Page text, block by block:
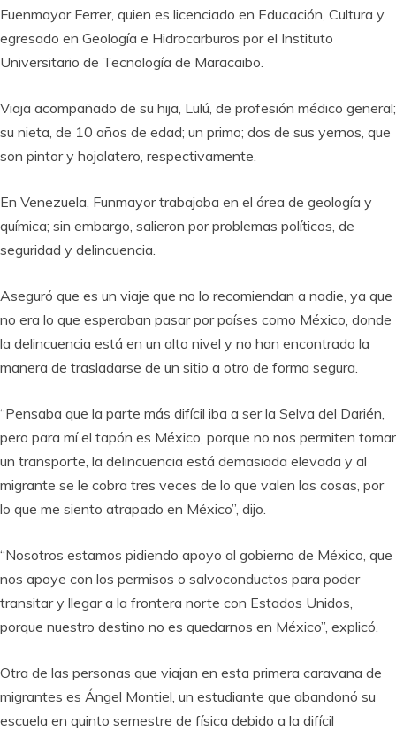
Fuenmayor Ferrer, quien es licenciado en Educación, Cultura y
egresado en Geología e Hidrocarburos por el Instituto
Universitario de Tecnología de Maracaibo.
Viaja acompañado de su hija, Lulú, de profesión médico general;
su nieta, de 10 años de edad; un primo; dos de sus yernos, que
son pintor y hojalatero, respectivamente.
En Venezuela, Funmayor trabajaba en el área de geología y
química; sin embargo, salieron por problemas políticos, de
seguridad y delincuencia.
Aseguró que es un viaje que no lo recomiendan a nadie, ya que
no era lo que esperaban pasar por países como México, donde
la delincuencia está en un alto nivel y no han encontrado la
manera de trasladarse de un sitio a otro de forma segura.
“Pensaba que la parte más difícil iba a ser la Selva del Darién,
pero para mí el tapón es México, porque no nos permiten tomar
un transporte, la delincuencia está demasiada elevada y al
migrante se le cobra tres veces de lo que valen las cosas, por
lo que me siento atrapado en México”, dijo.
“Nosotros estamos pidiendo apoyo al gobierno de México, que
nos apoye con los permisos o salvoconductos para poder
transitar y llegar a la frontera norte con Estados Unidos,
porque nuestro destino no es quedarnos en México”, explicó.
Otra de las personas que viajan en esta primera caravana de
migrantes es Ángel Montiel, un estudiante que abandonó su
escuela en quinto semestre de física debido a la difícil